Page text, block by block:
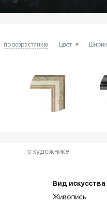
по возрастанию
о художнике
Вид искусства
Живопись